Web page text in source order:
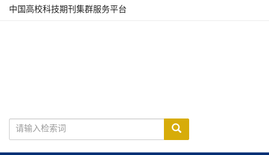
中国高校科技期刊集群服务平台